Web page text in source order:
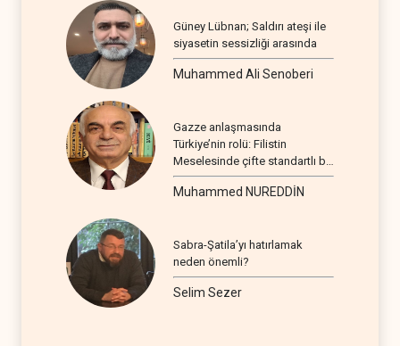
Güney Lübnan; Saldırı ateşi ile
siyasetin sessizliği arasında
Muhammed Ali Senoberi
Gazze anlaşmasında
Türkiye’nin rolü: Filistin
Meselesinde çifte standartlı bir
seyir
Muhammed NUREDDİN
Sabra-Şatila’yı hatırlamak
neden önemli?
Selim Sezer